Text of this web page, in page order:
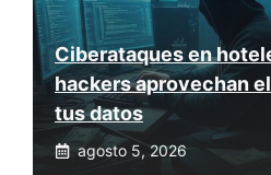
Ciberataques en
hackers aprovechan
tus datos
agosto 5, 2026